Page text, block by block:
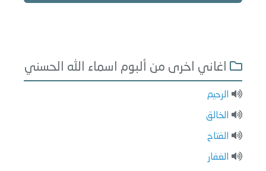
اغاني اخرى من ألبوم اسماء الله الحسني
الرحيم
الخالق
الفتاح
الغفار